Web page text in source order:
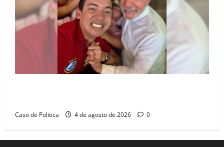
Caso de Politica 4 de agosto de 2026 0